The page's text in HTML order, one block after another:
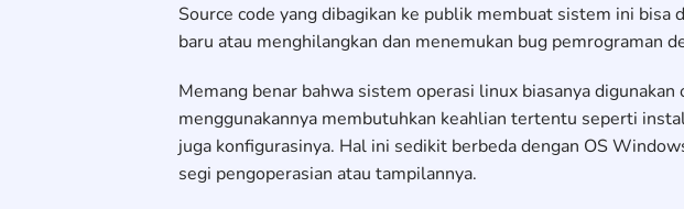
Source code yang dibagikan ke publik membuat sistem ini
baru atau menghilangkan dan menemukan bug pemrograman
Memang benar bahwa sistem operasi linux biasanya
menggunakannya membutuhkan keahlian tertentu seperti
juga konfigurasinya. Hal ini sedikit berbeda dengan OS
segi pengoperasian atau tampilannya.